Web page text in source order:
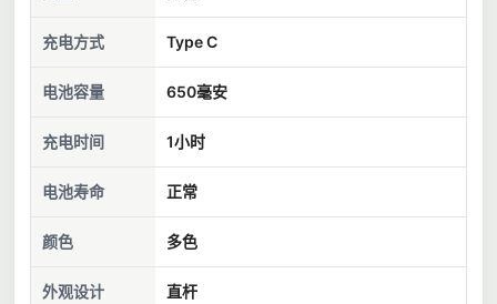
充电方式 Type C
电池容量 650毫安
充电时间 1小时
电池寿命 正常
颜色 多色
外观设计 直杆